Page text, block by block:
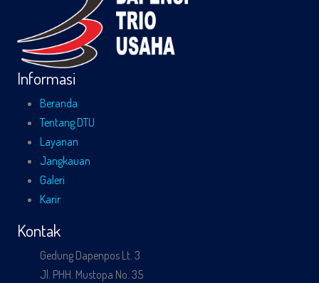
Informasi
Beranda
Tentang DTU
Layanan
Jangkauan
Galeri
Karir
Kontak
Gedung Dapenpos Lt. 3
Jl. PHH. Mustopa No. 35